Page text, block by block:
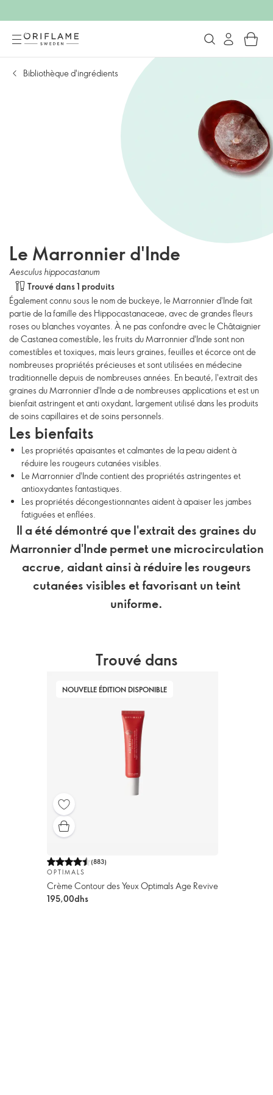
Bibliothèque d'ingrédients
Le Marronnier d'Inde
Aesculus hippocastanum
Trouvé dans 1 produits
Également connu sous le nom de buckeye, le Marronnier d'Inde fait
partie de la famille des Hippocastanaceae, avec de grandes fleurs
roses ou blanches voyantes. À ne pas confondre avec le Châtaignier
de Castanea comestible, les fruits du Marronnier d'Inde sont non
comestibles et toxiques, mais leurs graines, feuilles et écorce ont de
nombreuses propriétés précieuses et sont utilisées en médecine
traditionnelle depuis de nombreuses années. En beauté, l'extrait des
graines du Marronnier d'Inde a de nombreuses applications et est un
bienfait astringent et anti oxydant, largement utilisé dans les produits
de soins capillaires et de soins personnels.
Les bienfaits
Les propriétés apaisantes et calmantes de la peau aident à
réduire les rougeurs cutanées visibles.
Le Marronnier d'Inde contient des propriétés astringentes et
antioxydantes fantastiques.
Les propriétés décongestionnantes aident à apaiser les jambes
fatiguées et enflées.
Il a été démontré que l'extrait des graines du
Marronnier d'Inde permet une microcirculation
accrue, aidant ainsi à réduire les rougeurs
cutanées visibles et favorisant un teint
uniforme.
Trouvé dans
NOUVELLE ÉDITION DISPONIBLE
(883)
OPTIMALS
Crème Contour des Yeux Optimals Age Revive
195,00dhs